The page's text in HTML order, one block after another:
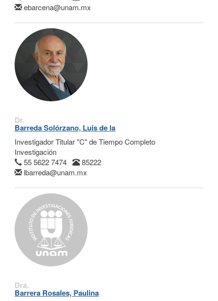
ebarcena@unam.mx
Dr.
Barreda Solórzano, Luis de la
Investigador Titular "C" de Tiempo Completo
Investigación
55 5622 7474
85222
lbarreda@unam.mx
Dra.
Barrera Rosales, Paulina